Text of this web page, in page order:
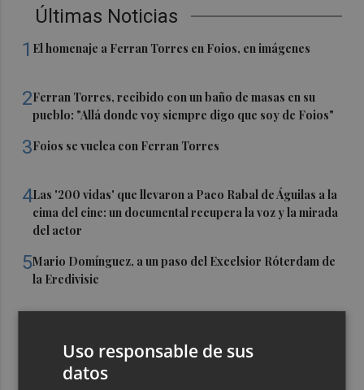
Últimas Noticias
1 El homenaje a Ferran Torres en Foios, en imágenes
2Ferran Torres, recibido con un baño de masas en su
pueblo: "Allá donde voy siempre digo que soy de Foios"
3Foios se vuelca con Ferran Torres
4Las '200 vidas' que llevaron a Paco Rabal de Águilas a la
cima del cine: un documental recupera la voz y la mirada
del actor
5Mario Domínguez, a un paso del Excelsior Róterdam de
la Eredivisie
Uso responsable de sus
datos